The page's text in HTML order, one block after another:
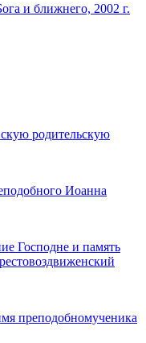
и ближнего, 2002 г.
родительскую
Иоанна
Господне и память
преподобномученика